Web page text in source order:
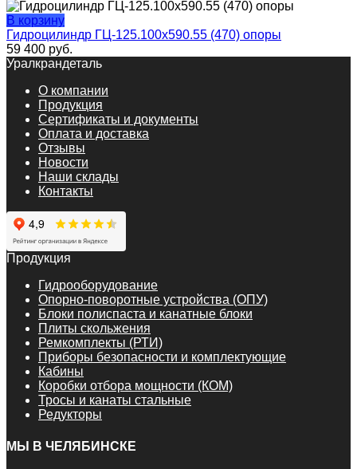
В корзину
Гидроцилиндр ГЦ-125.100х590.55 (470) опоры
59 400 руб.
Уралкрандеталь
О компании
Продукция
Сертификаты и документы
Оплата и доставка
Отзывы
Новости
Наши склады
Контакты
Продукция
Гидрооборудование
Опорно-поворотные устройства (ОПУ)
Блоки полиспаста и канатные блоки
Плиты скольжения
Ремкомплекты (РТИ)
Приборы безопасности и комплектующие
Кабины
Коробки отбора мощности (КОМ)
Тросы и канаты стальные
Редукторы
МЫ В ЧЕЛЯБИНСКЕ